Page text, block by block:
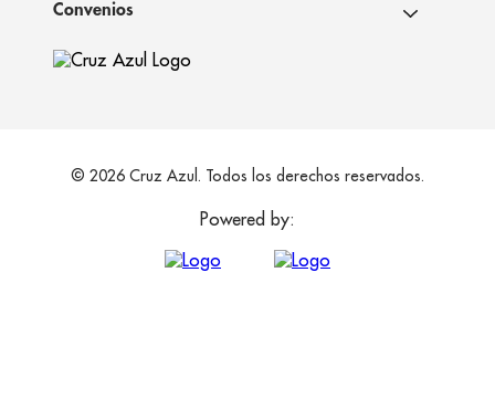
Convenios
© 2026 Cruz Azul. Todos los derechos reservados.
Powered by: